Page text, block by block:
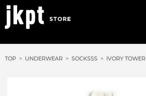
TOP UNDERWEAR SOCKSSS IVORY TOWER